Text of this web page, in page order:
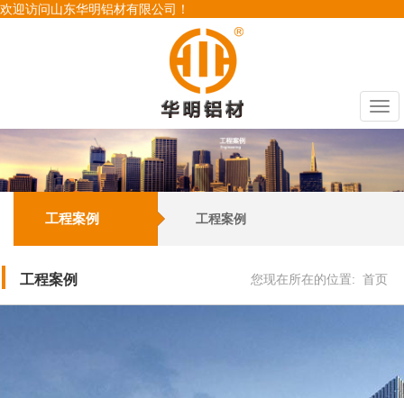
欢迎访问山东华明铝材有限公司！
工程案例 工程案例
您现在所在的位置: 首页
工程案例